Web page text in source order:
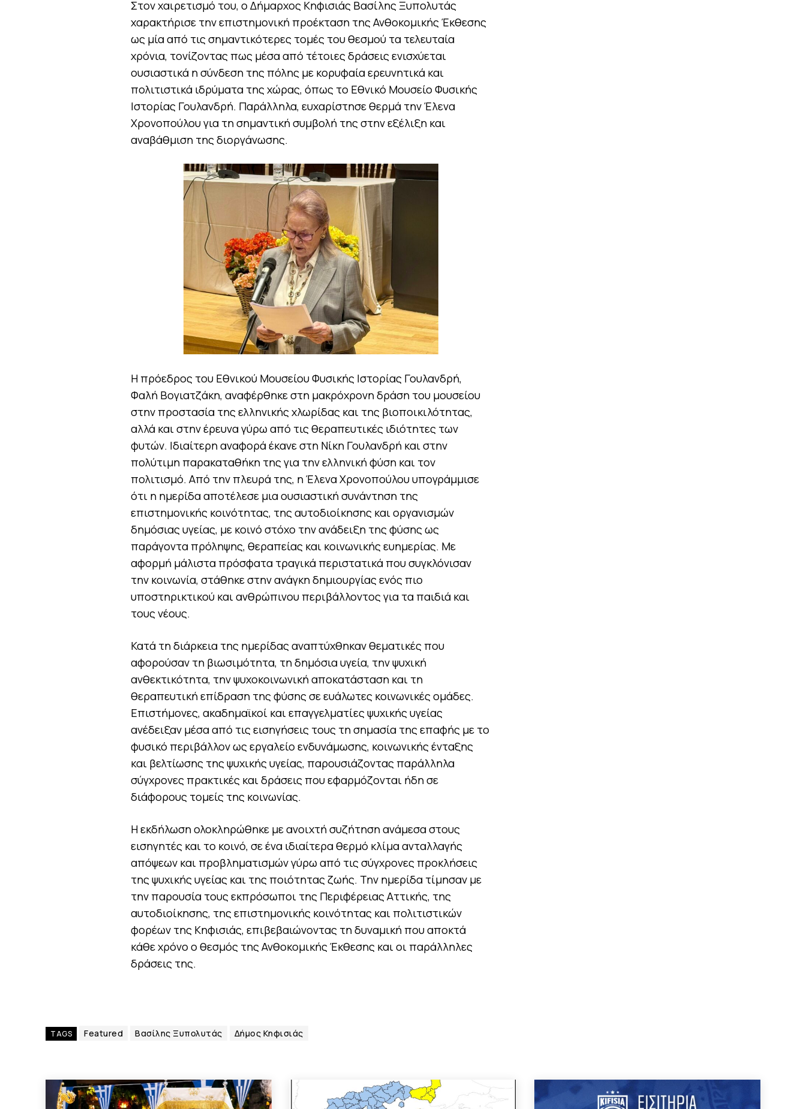
Στον χαιρετισμό του, ο Δήμαρχος Κηφισιάς Βασίλης Ξυπολυτάς
χαρακτήρισε την επιστημονική προέκταση της Ανθοκομικής Έκθεσης
ως μία από τις σημαντικότερες τομές του θεσμού τα τελευταία
χρόνια, τονίζοντας πως μέσα από τέτοιες δράσεις ενισχύεται
ουσιαστικά η σύνδεση της πόλης με κορυφαία ερευνητικά και
πολιτιστικά ιδρύματα της χώρας, όπως το Εθνικό Μουσείο Φυσικής
Ιστορίας Γουλανδρή. Παράλληλα, ευχαρίστησε θερμά την Έλενα
Χρονοπούλου για τη σημαντική συμβολή της στην εξέλιξη και
αναβάθμιση της διοργάνωσης.
Η πρόεδρος του Εθνικού Μουσείου Φυσικής Ιστορίας Γουλανδρή,
Φαλή Βογιατζάκη, αναφέρθηκε στη μακρόχρονη δράση του μουσείου
στην προστασία της ελληνικής χλωρίδας και της βιοποικιλότητας,
αλλά και στην έρευνα γύρω από τις θεραπευτικές ιδιότητες των
φυτών. Ιδιαίτερη αναφορά έκανε στη Νίκη Γουλανδρή και στην
πολύτιμη παρακαταθήκη της για την ελληνική φύση και τον
πολιτισμό. Από την πλευρά της, η Έλενα Χρονοπούλου υπογράμμισε
ότι η ημερίδα αποτέλεσε μια ουσιαστική συνάντηση της
επιστημονικής κοινότητας, της αυτοδιοίκησης και οργανισμών
δημόσιας υγείας, με κοινό στόχο την ανάδειξη της φύσης ως
παράγοντα πρόληψης, θεραπείας και κοινωνικής ευημερίας. Με
αφορμή μάλιστα πρόσφατα τραγικά περιστατικά που συγκλόνισαν
την κοινωνία, στάθηκε στην ανάγκη δημιουργίας ενός πιο
υποστηρικτικού και ανθρώπινου περιβάλλοντος για τα παιδιά και
τους νέους.
Κατά τη διάρκεια της ημερίδας αναπτύχθηκαν θεματικές που
αφορούσαν τη βιωσιμότητα, τη δημόσια υγεία, την ψυχική
ανθεκτικότητα, την ψυχοκοινωνική αποκατάσταση και τη
θεραπευτική επίδραση της φύσης σε ευάλωτες κοινωνικές ομάδες.
Επιστήμονες, ακαδημαϊκοί και επαγγελματίες ψυχικής υγείας
ανέδειξαν μέσα από τις εισηγήσεις τους τη σημασία της επαφής με το
φυσικό περιβάλλον ως εργαλείο ενδυνάμωσης, κοινωνικής ένταξης
και βελτίωσης της ψυχικής υγείας, παρουσιάζοντας παράλληλα
σύγχρονες πρακτικές και δράσεις που εφαρμόζονται ήδη σε
διάφορους τομείς της κοινωνίας.
Η εκδήλωση ολοκληρώθηκε με ανοιχτή συζήτηση ανάμεσα στους
εισηγητές και το κοινό, σε ένα ιδιαίτερα θερμό κλίμα ανταλλαγής
απόψεων και προβληματισμών γύρω από τις σύγχρονες προκλήσεις
της ψυχικής υγείας και της ποιότητας ζωής. Την ημερίδα τίμησαν με
την παρουσία τους εκπρόσωποι της Περιφέρειας Αττικής, της
αυτοδιοίκησης, της επιστημονικής κοινότητας και πολιτιστικών
φορέων της Κηφισιάς, επιβεβαιώνοντας τη δυναμική που αποκτά
κάθε χρόνο ο θεσμός της Ανθοκομικής Έκθεσης και οι παράλληλες
δράσεις της.
TAGS Featured Βασίλης Ξυπολυτάς Δήμος Κηφισιάς